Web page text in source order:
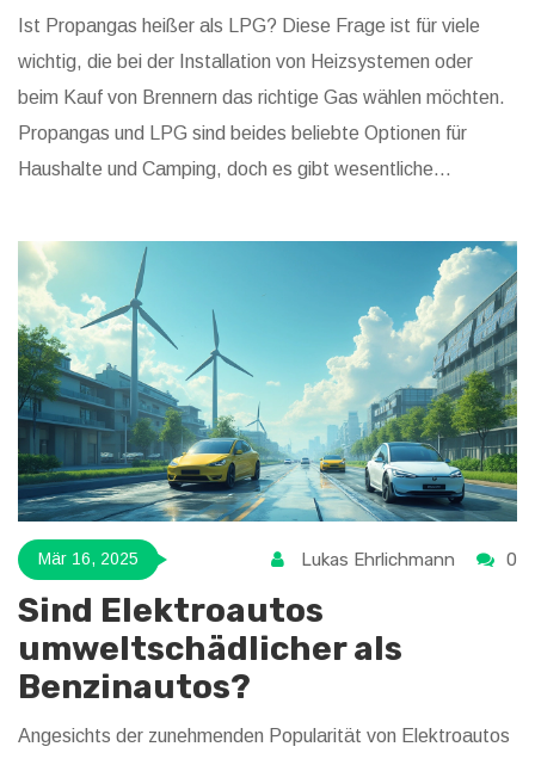
Ist Propangas heißer als LPG? Diese Frage ist für viele
wichtig, die bei der Installation von Heizsystemen oder
beim Kauf von Brennern das richtige Gas wählen möchten.
Propangas und LPG sind beides beliebte Optionen für
Haushalte und Camping, doch es gibt wesentliche
tauchen ein in die Details, um herauszufinden, welches Gas
wirklich heißer brennt und welche Vorteile jedes bietet.
Mär 16, 2025 Lukas Ehrlichmann 0
Sind Elektroautos
umweltschädlicher als
Benzinautos?
Angesichts der zunehmenden Popularität von Elektroautos